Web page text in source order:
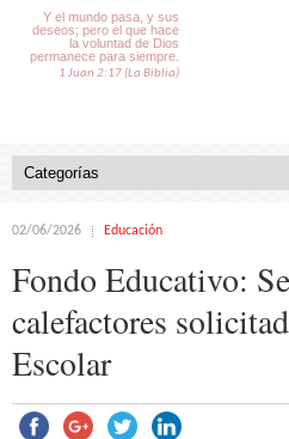
Y el mundo pasa, y sus
deseos; pero el que hace
la voluntad de Dios
permanece para siempre.
1 Juan 2:17 (La Biblia)
02/06/2026 Educación
Fondo Educativo:
calefactores
Escolar